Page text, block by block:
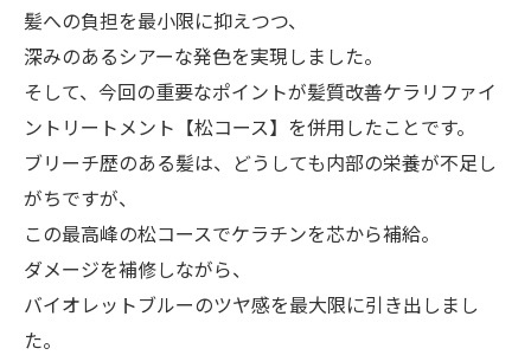
髪への負担を最小限に抑えつつ、
深みのあるシアーな発色を実現しました。
​そして、今回の重要なポイントが髪質改善ケラリファイ
ントリートメント【松コース】を併用したことです。
ブリーチ歴のある髪は、どうしても内部の栄養が不足し
がちですが、
この最高峰の松コースでケラチンを芯から補給。
ダメージを補修しながら、
バイオレットブルーのツヤ感を最大限に引き出しまし
た。